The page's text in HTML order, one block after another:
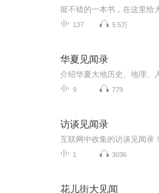
137 5.5万
华夏见闻录
9 779
访谈见闻录
互联网中收集的访谈见闻录！
1 3036
花儿街大见闻